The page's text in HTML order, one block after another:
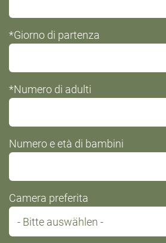
*Giorno di partenza
*Numero di adulti
Numero e età di bambini
Camera preferita